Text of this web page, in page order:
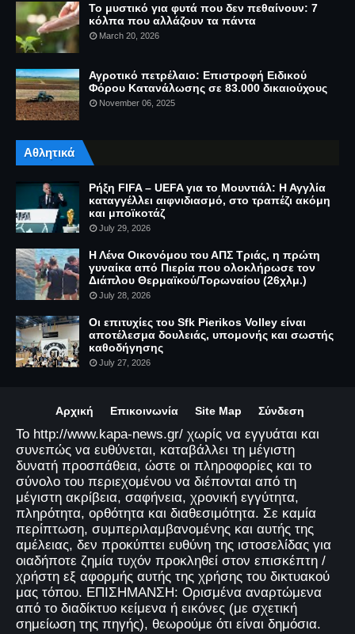
Το μυστικό για φυτά που δεν πεθαίνουν: 7
κόλπα που αλλάζουν τα πάντα
March 20, 2026
Αγροτικό πετρέλαιο: Επιστροφή Ειδικού
Φόρου Κατανάλωσης σε 83.000 δικαιούχους
November 06, 2025
Αθλητικά
Ρήξη FIFA – UEFA για το Μουντιάλ: Η Αγγλία
καταγγέλλει αιφνιδιασμό, στο τραπέζι ακόμη
και μποϊκοτάζ
July 29, 2026
Η Λένα Οικονόμου του ΑΠΣ Τριάς, η πρώτη
γυναίκα από Πιερία που ολοκλήρωσε τον
Διάπλου Θερμαϊκού/Τορωναίου (26χλμ.)
July 28, 2026
Οι επιτυχίες του Sfk Pierikos Volley είναι
αποτέλεσμα δουλειάς, υπομονής και σωστής
καθοδήγησης
July 27, 2026
Αρχική Επικοινωνία Site Map Σύνδεση
Το http://www.kapa-news.gr/ χωρίς να εγγυάται και
συνεπώς να ευθύνεται, καταβάλλει τη μέγιστη
δυνατή προσπάθεια, ώστε οι πληροφορίες και το
σύνολο του περιεχομένου να διέπονται από τη
μέγιστη ακρίβεια, σαφήνεια, χρονική εγγύτητα,
πληρότητα, ορθότητα και διαθεσιμότητα. Σε καμία
περίπτωση, συμπεριλαμβανομένης και αυτής της
αμέλειας, δεν προκύπτει ευθύνη της ιστοσελίδας για
οιαδήποτε ζημία τυχόν προκληθεί στον επισκέπτη /
χρήστη εξ αφορμής αυτής της χρήσης του δικτυακού
μας τόπου. ΕΠΙΣΗΜΑΝΣΗ: Ορισμένα αναρτώμενα
από το διαδίκτυο κείμενα ή εικόνες (με σχετική
σημείωση της πηγής), θεωρούμε ότι είναι δημόσια.